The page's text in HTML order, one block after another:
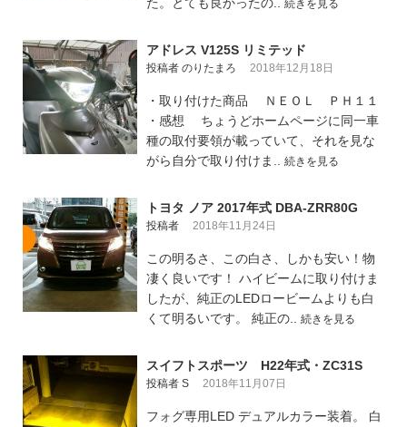
続きを見る
アドレス V125S リミテッド
投稿者 のりたまろ 2018年12月18日
・取り付けた商品 ＮＥＯＬ ＰＨ１１
・感想 ちょうどホームページに同一車
種の取付要領が載っていて、それを見な
がら自分で取り付けま.. 続きを見る
トヨタ ノア 2017年式 DBA-ZRR80G
投稿者 2018年11月24日
この明るさ、この白さ、しかも安い！物
凄く良いです！ ハイビームに取り付けま
したが、純正のLEDロービームよりも白
くて明るいです。 純正の.. 続きを見る
スイフトスポーツ H22年式・ZC31S
投稿者 S 2018年11月07日
フォグ専用LED デュアルカラー装着。 白